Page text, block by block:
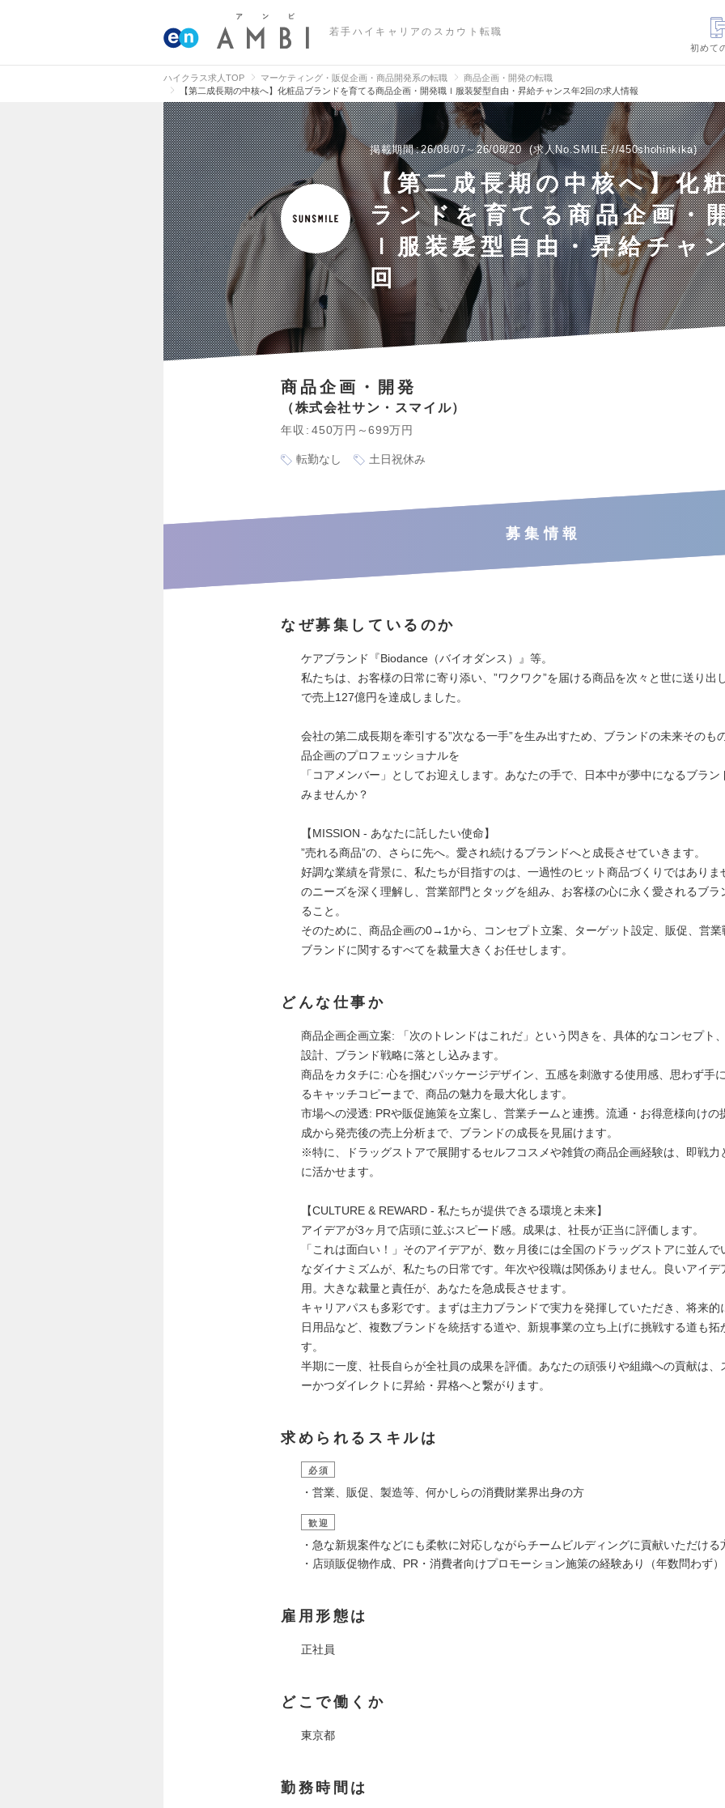
若手ハイキャリアのスカウト転職
初めて
ハイクラス求人TOP マーケティング・販促企画・商品開発系の転職
商品企画・開発の転職
【第二成長期の中核へ】化粧品ブランドを育てる商品企画・開発職ｌ服装髪型自由・昇給チャンス年2回の求人情報
掲載期間 26/08/07～26/08/20 求人No.SMILE-//450shohinkika
【第二成長期の中核へ】化
ランドを育てる商品企画・
ｌ服装髪型自由・昇給チャ
回
商品企画・開発
株式会社サン・スマイル
年収 450万円～699万円
転勤なし 土日祝休み
募集情報
なぜ募集しているのか
ケアブランド『Biodance（バイオダンス）』等。
私たちは、お客様の日常に寄り添い、”ワクワク”を届ける商品を次々と世に送り出
で売上127億円を達成しました。
会社の第二成長期を牽引する”次なる一手”を生み出すため、ブランドの未来そのも
品企画のプロフェッショナルを
「コアメンバー」としてお迎えします。あなたの手で、日本中が夢中になるブラン
みませんか？
【MISSION - あなたに託したい使命】
”売れる商品”の、さらに先へ。愛され続けるブランドへと成長させていきます。
好調な業績を背景に、私たちが目指すのは、一過性のヒット商品づくりではありま
のニーズを深く理解し、営業部門とタッグを組み、お客様の心に永く愛されるブラ
ること。
そのために、商品企画の0→1から、コンセプト立案、ターゲット設定、販促、営業
ブランドに関するすべてを裁量大きくお任せします。
どんな仕事か
商品企画企画立案: 「次のトレンドはこれだ」という閃きを、具体的なコンセプト
設計、ブランド戦略に落とし込みます。
商品をカタチに: 心を掴むパッケージデザイン、五感を刺激する使用感、思わず手
るキャッチコピーまで、商品の魅力を最大化します。
市場への浸透: PRや販促施策を立案し、営業チームと連携。流通・お得意様向けの
成から発売後の売上分析まで、ブランドの成長を見届けます。
※特に、ドラッグストアで展開するセルフコスメや雑貨の商品企画経験は、即戦力
に活かせます。
【CULTURE & REWARD - 私たちが提供できる環境と未来】
アイデアが3ヶ月で店頭に並ぶスピード感。成果は、社長が正当に評価します。
「これは面白い！」そのアイデアが、数ヶ月後には全国のドラッグストアに並んで
なダイナミズムが、私たちの日常です。年次や役職は関係ありません。良いアイデ
用。大きな裁量と責任が、あなたを急成長させます。
キャリアパスも多彩です。まずは主力ブランドで実力を発揮していただき、将来的
日用品など、複数ブランドを統括する道や、新規事業の立ち上げに挑戦する道も拓
す。
半期に一度、社長自らが全社員の成果を評価。あなたの頑張りや組織への貢献は、
ーかつダイレクトに昇給・昇格へと繋がります。
求められるスキルは
必須
・営業、販促、製造等、何かしらの消費財業界出身の方
歓迎
・急な新規案件などにも柔軟に対応しながらチームビルディングに貢献いただける
・店頭販促物作成、PR・消費者向けプロモーション施策の経験あり（年数問わず）
雇用形態は
正社員
どこで働くか
東京都
勤務時間は